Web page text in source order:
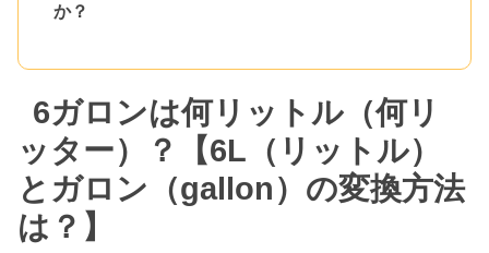
か？
6ガロンは何リットル（何リ
ッター）？【6L（リットル）
とガロン（gallon）の変換方法
は？】